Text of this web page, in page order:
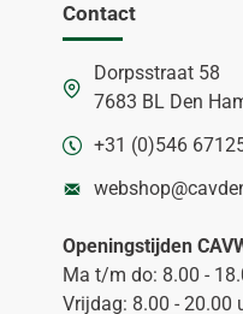
Contact
Dorpsstraat 58
7683 BL Den
+31 (0)546
Openingstijden
Ma t/m do: 8.00 -
Vrijdag: 8.00 - 20.00